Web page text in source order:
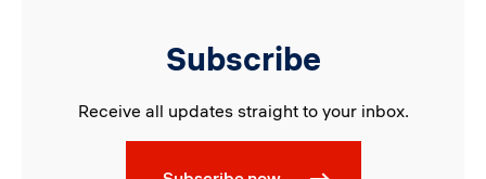
Subscribe
Receive all updates straight to your inbox.